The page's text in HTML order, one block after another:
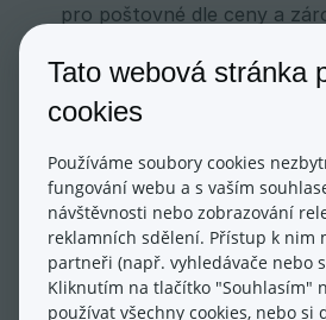
pro poštovné dle ceny a
Poštovné dle ceny – limit
ceny s DPH)
A poslední limit, který by
objednávky by byl nastaven
Poštovné bude za cenu 330
pro poštovné dle ceny a
Tato webová stránka
cookies
Používáme soubory cookies
fungování webu a s vaším
návštěvnosti nebo zobrazování
reklamních sdělení. Přístup k nim
partneři (např. vyhledávače nebo
Kliknutím na tlačítko "Souhlasím"
používat všechny cookies, nebo si